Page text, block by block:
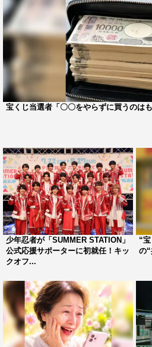
少年忍者©テレビ朝日
オリジナル楽曲「Journey Must
また、激しさとすごみに満ちた
み掛ける“ミライ”パートでは、
しつつ、自らが目指す未来を力
今回は田村、織山、川﨑皇輝、
語った。
そんな最高に熱いゲネプロを終
しい表情で囲み取材に対応。田
テ』の公式応援サポーターとい
テライブ』も去年を超える自信
宝くじ当選者「〇〇をやらずに買うのはも
少年忍者が「SUMMER STATION」
公式応援サポーターに初就任！キッ
クオフ...
“
の